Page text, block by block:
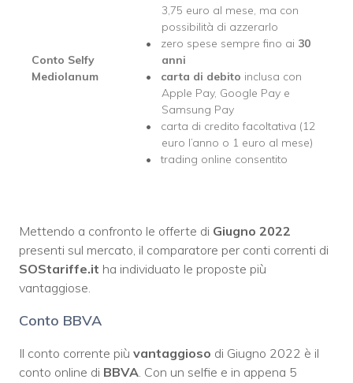
Conto Selfy
Mediolanum
3,75 euro al mese, ma con
possibilità di azzerarlo
zero spese sempre fino ai 30
anni
carta di debito inclusa con
Apple Pay, Google Pay e
Samsung Pay
carta di credito facoltativa (12
euro l’anno o 1 euro al mese)
trading online consentito
Mettendo a confronto le offerte di Giugno 2022
presenti sul mercato, il comparatore per conti correnti di
SOStariffe.it ha individuato le proposte più
vantaggiose.
Conto BBVA
Il conto corrente più vantaggioso di Giugno 2022 è il
conto online di BBVA . Con un selfie e in appena 5